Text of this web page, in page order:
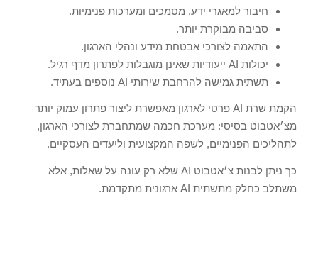
חיבור למאגרי ידע, מסמכים ומערכות פנימיות.
סביבה מבוקרת יותר.
התאמה לצורכי אבטחת מידע ונהלי הארגון.
יכולות AI ייעודיות שאינן מוגבלות לפתרון מדף רגיל.
תשתית גמישה להרחבת שירותי AI נוספים בעתיד.
הקמת שרת AI פרטי לארגון מאפשרת ליצור פתרון עמוק יותר
מצ׳אטבוט בסיסי: מערכת חכמה שמתחברת לצורכי הארגון,
לתהליכים הפנימיים, לשפה המקצועית וליעדים העסקיים.
כך ניתן לבנות צ׳אטבוט AI שלא רק עונה על שאלות, אלא
משתלב כחלק מתשתית AI ארגונית מתקדמת.